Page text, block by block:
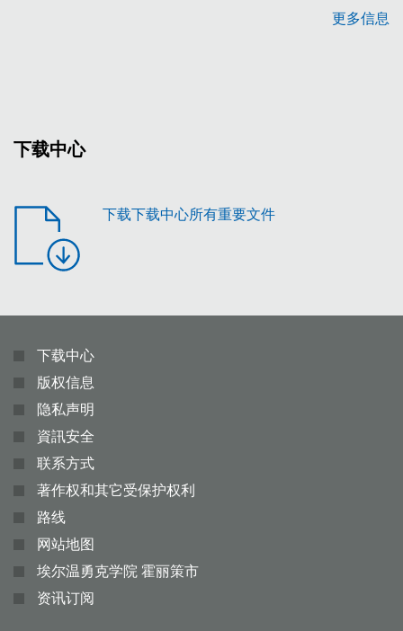
更多信息
下载中心
下载下载中心所有重要文件
下载中心
版权信息
隐私声明
資訊安全
联系方式
著作权和其它受保护权利
路线
网站地图
埃尔温勇克学院 霍丽策市
资讯订阅